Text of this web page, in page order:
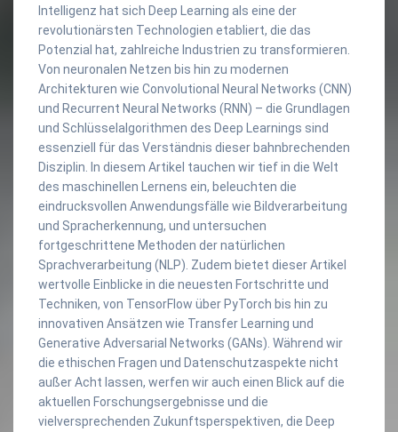
Intelligenz hat sich Deep Learning als eine der
revolutionärsten Technologien etabliert, die das
Potenzial hat, zahlreiche Industrien zu transformieren.
Von neuronalen Netzen bis hin zu modernen
Architekturen wie Convolutional Neural Networks (CNN)
und Recurrent Neural Networks (RNN) – die Grundlagen
und Schlüsselalgorithmen des Deep Learnings sind
essenziell für das Verständnis dieser bahnbrechenden
Disziplin. In diesem Artikel tauchen wir tief in die Welt
des maschinellen Lernens ein, beleuchten die
eindrucksvollen Anwendungsfälle wie Bildverarbeitung
und Spracherkennung, und untersuchen
fortgeschrittene Methoden der natürlichen
Sprachverarbeitung (NLP). Zudem bietet dieser Artikel
wertvolle Einblicke in die neuesten Fortschritte und
Techniken, von TensorFlow über PyTorch bis hin zu
innovativen Ansätzen wie Transfer Learning und
Generative Adversarial Networks (GANs). Während wir
die ethischen Fragen und Datenschutzaspekte nicht
außer Acht lassen, werfen wir auch einen Blick auf die
aktuellen Forschungsergebnisse und die
vielversprechenden Zukunftsperspektiven, die Deep